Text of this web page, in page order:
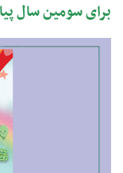
برای سومین سال